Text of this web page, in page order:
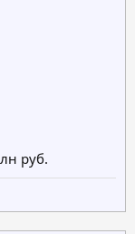
руб.​